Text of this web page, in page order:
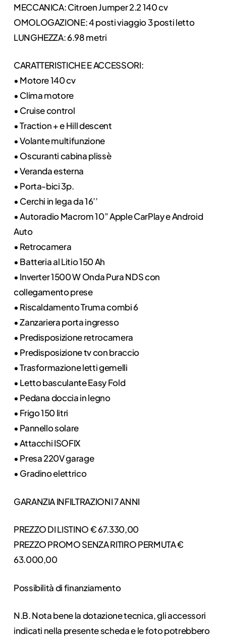
MECCANICA: Citroen Jumper 2.2 140 cv
OMOLOGAZIONE: 4 posti viaggio 3 posti letto
LUNGHEZZA: 6.98 metri
CARATTERISTICHE E ACCESSORI:
• Motore 140 cv
• Clima motore
• Cruise control
• Traction + e Hill descent
• Volante multifunzione
• Oscuranti cabina plissè
• Veranda esterna
• Porta-bici 3p.
• Cerchi in lega da 16’’
• Autoradio Macrom 10” Apple CarPlay e Android
Auto
• Retrocamera
• Batteria al Litio 150 Ah
• Inverter 1500 W Onda Pura NDS con
collegamento prese
• Riscaldamento Truma combi 6
• Zanzariera porta ingresso
• Predisposizione retrocamera
• Predisposizione tv con braccio
• Trasformazione letti gemelli
• Letto basculante Easy Fold
• Pedana doccia in legno
• Frigo 150 litri
• Pannello solare
• Attacchi ISOFIX
• Presa 220V garage
• Gradino elettrico
GARANZIA INFILTRAZIONI 7 ANNI
PREZZO DI LISTINO € 67.330,00
PREZZO PROMO SENZA RITIRO PERMUTA €
63.000,00
Possibilità di finanziamento
N.B. Nota bene la dotazione tecnica, gli accessori
indicati nella presente scheda e le foto potrebbero